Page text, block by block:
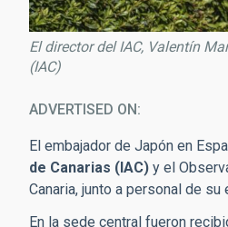
El director del IAC, Valentín
(IAC)
ADVERTISED ON
El embajador de Japón en
de Canarias (IAC) y el
Canaria, junto a personal de su
En la sede central fueron